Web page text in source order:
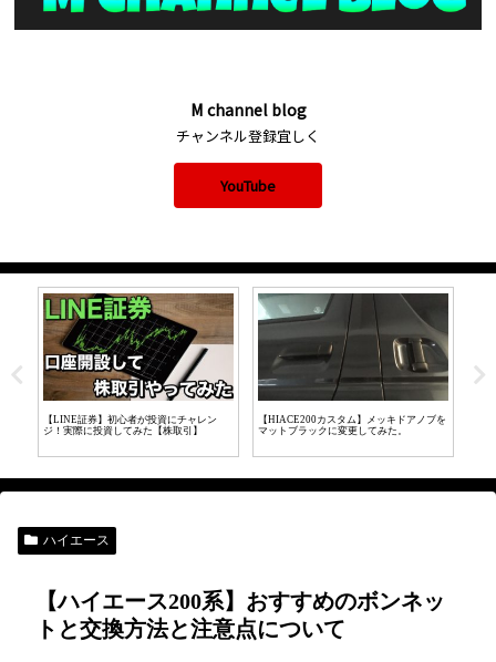
M channel blog
チャンネル登録宜しく
YouTube
ハイエースのスライドドア異音の原因はこ
れだった！対策方法を解説します
ハイエースのリアワイパー外してワイパー
レスにする【見た目スッキリ】
ハイエース
【ハイエース200系】おすすめのボンネッ
トと交換方法と注意点について